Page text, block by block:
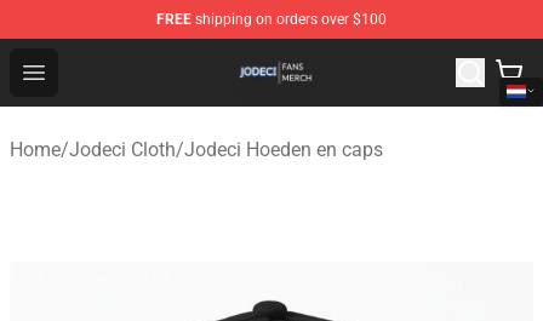
FREE shipping on orders over $100
Open menu
Jodeci Shop - Official Jodeci Merchandise Store
Home/Jodeci Cloth/Jodeci Hoeden en caps